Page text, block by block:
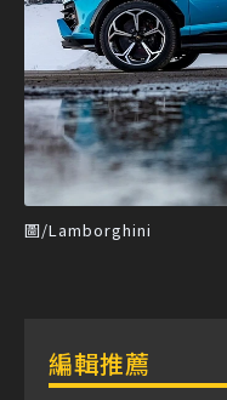
圖/Lamborghini
編輯推薦